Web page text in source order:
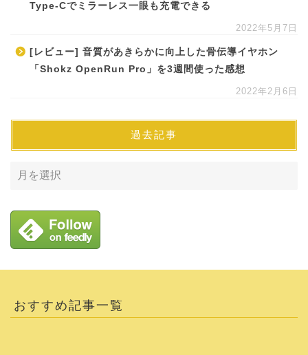
Type-Cでミラーレス一眼も充電できる
2022年5月7日
[レビュー] 音質があきらかに向上した骨伝導イヤホン
「Shokz OpenRun Pro」を3週間使った感想
2022年2月6日
過去記事
おすすめ記事一覧